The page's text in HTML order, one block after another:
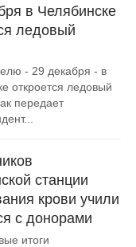
в Челябинске
ледовый
- 29 декабря - в
откроется ледовый
передает
станции
крови учили
с донорами
итоги